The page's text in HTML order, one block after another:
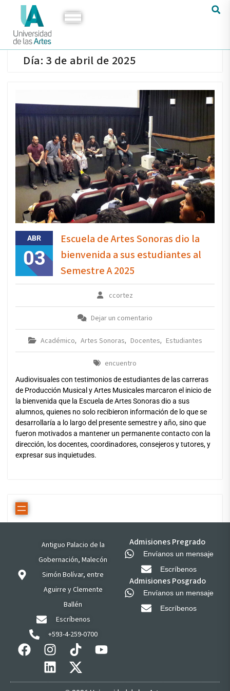
Día: 3 de abril de 2025
ABR
03
Escuela de Artes Sonoras dio la
bienvenida a sus estudiantes al
Semestre A 2025
ccortez
Dejar un comentario
Académico, Artes Sonoras, Docentes, Estudiantes
encuentro
Audiovisuales con testimonios de estudiantes de las carreras
de Producción Musical y Artes Musicales marcaron el inicio de
la bienvenida que la Escuela de Artes Sonoras dio a sus
alumnos, quienes no solo recibieron información de lo que se
desarrollaría a lo largo del presente semestre y año, sino que
fueron motivados a mantener un permanente contacto con la
dirección, los docentes, coordinadores, consejeros y tutores, y
expresar sus inquietudes.
Antiguo Palacio de la
Gobernación, Malecón
Simón Bolívar, entre
Aguirre y Clemente
Ballén
Escríbenos
+593-4-259-0700
Admisiones Pregrado
Envíanos un mensaje
Escríbenos
Admisiones Posgrado
Envíanos un mensaje
Escríbenos